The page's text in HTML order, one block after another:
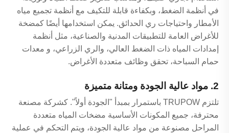
في أنظمة الضغط، وبكفاءة قابلة للتكيف مع أنظمة تجميع مياه
الأمطار واحتياجات ري الحدائق. يمكن استخدامها أيضًا كمضخة
للأغراض العامة للتطبيقات المدنية والصناعية، مثل أنظمة
إمدادات المياه ذات الضغط العالي، والري الزراعي، و معدات
حمام السباحة، تحقق وظائف متعددة الأغراض.
2. مواد عالية الجودة ومتانة متميزة
تلتزم TRUPOW باستمرار بمبدأ "الجودة أولاً". كشركة مصنعة
محترفة، جميع المكونات الأساسية مضخات المياه متعددة
المراحل مصنوعة من مواد عالية الجودة، ويتم التحكم في عملية